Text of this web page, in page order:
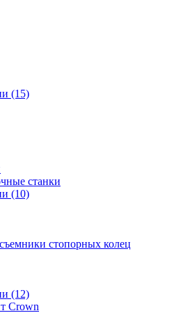
(15)
станки
(10)
стопорных колец
(12)
Crown